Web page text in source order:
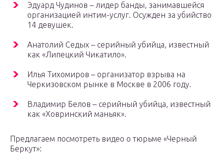
Эдуард Чудинов – лидер банды, занимавшейся
организацией интим-услуг. Осужден за убийство
14 девушек.
Анатолий Седых – серийный убийца, известный
как «Липецкий Чикатило».
Илья Тихомиров – организатор взрыва на
Черкизовском рынке в Москве в 2006 году.
Владимир Белов – серийный убийца, известный
как «Ховринский маньяк».
Предлагаем посмотреть видео о тюрьме «Черный
Беркут»: